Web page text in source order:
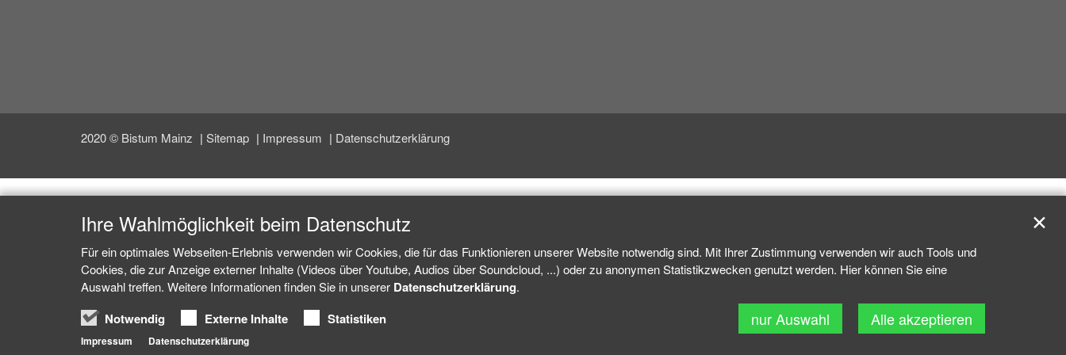
2020 © Bistum Mainz Sitemap Impressum Datenschutzerklärung
Ihre Wahlmöglichkeit beim Datenschutz
Für ein optimales Webseiten-Erlebnis verwenden wir Cookies, die für das Funktionieren unserer Website notwendig sind. Mit Ihrer Zustimmung verwenden wir auch Tools und
Cookies, die zur Anzeige externer Inhalte (Videos über Youtube, Audios über Soundcloud, ...) oder zu anonymen Statistikzwecken genutzt werden. Hier können Sie eine
Auswahl treffen. Weitere Informationen finden Sie in unserer Datenschutzerklärung.
Notwendig Externe Inhalte Statistiken nur Auswahl Alle akzeptieren
✕
Impressum Datenschutzerklärung